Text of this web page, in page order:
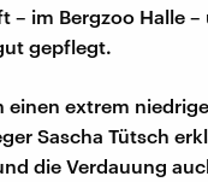
– im Bergzoo Halle –
gepflegt.
einen extrem
Sascha Tütsch
die Verdauung